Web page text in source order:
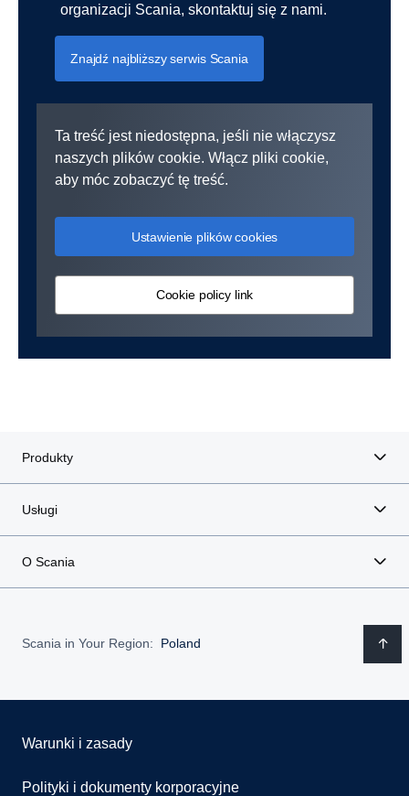
organizacji Scania, skontaktuj się z nami.
Znajdź najbliższy serwis Scania
Ta treść jest niedostępna, jeśli nie włączysz
naszych plików cookie. Włącz pliki cookie,
aby móc zobaczyć tę treść.
Ustawienie plików cookies
Cookie policy link
Produkty
Usługi
O Scania
Scania in Your Region: Poland
Warunki i zasady
Polityki i dokumenty korporacyjne